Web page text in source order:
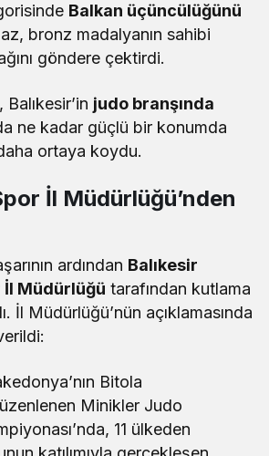
Balkan üçüncülüğünü
bronz madalyanın sahibi
göndere çektirdi.
judo branşında
ne kadar güçlü bir konumda
ortaya koydu.
İl Müdürlüğü’nden
ardından Balıkesir
İl Müdürlüğü tarafından kutlama
İl Müdürlüğü’nün açıklamasında
Bitola
Minikler Judo
11 ülkeden